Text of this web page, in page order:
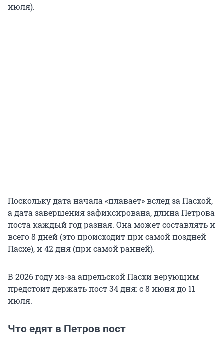
июля).
Поскольку дата начала «плавает» вслед за Пасхой,
а дата завершения зафиксирована, длина Петрова
поста каждый год разная. Она может составлять и
всего 8 дней (это происходит при самой поздней
Пасхе), и 42 дня (при самой ранней).
В 2026 году из-за апрельской Пасхи верующим
предстоит держать пост 34 дня: с 8 июня до 11
июля.
Что едят в Петров пост